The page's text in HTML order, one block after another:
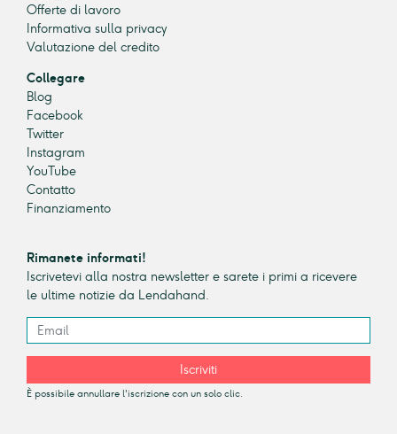
Offerte di lavoro
Informativa sulla privacy
Valutazione del credito
Collegare
Blog
Facebook
Twitter
Instagram
YouTube
Contatto
Finanziamento
Rimanete informati!
Iscrivetevi alla nostra newsletter e sarete i primi a ricevere
le ultime notizie da Lendahand.
Iscriviti
È possibile annullare l'iscrizione con un solo clic.